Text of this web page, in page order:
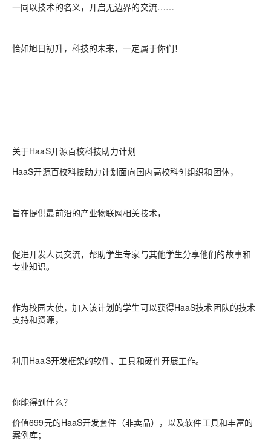
一同以技术的名义，开启无边界的交流……
恰如旭日初升，科技的未来，一定属于你们！
关于HaaS开源百校科技助力计划
HaaS开源百校科技助力计划面向国内高校科创组织和团体，
旨在提供最前沿的产业物联网相关技术，
促进开发人员交流，帮助学生专家与其他学生分享他们的故事和
专业知识。
作为校园大使，加入该计划的学生可以获得HaaS技术团队的技术
支持和资源，
利用HaaS开发框架的软件、工具和硬件开展工作。
你能得到什么？
价值699元的HaaS开发套件（非卖品），以及软件工具和丰富的
案例库；